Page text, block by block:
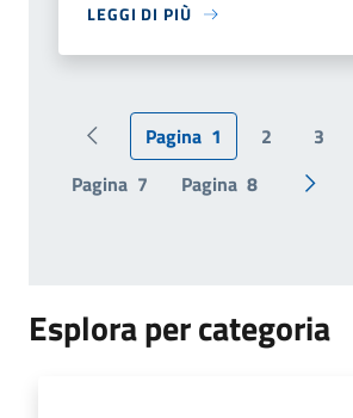
LEGGI DI PIÙ
Pagina precedente
Pagina 1 2 3
Pagina 7 Pagina 8
Esplora per categoria